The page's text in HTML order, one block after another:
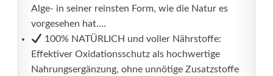
Alge- in seiner reinsten Form, wie die Natur es
vorgesehen hat....
100% NATÜRLICH und voller Nährstoffe:
Effektiver Oxidationsschutz als hochwertige
Nahrungsergänzung, ohne unnötige Zusatzstoffe